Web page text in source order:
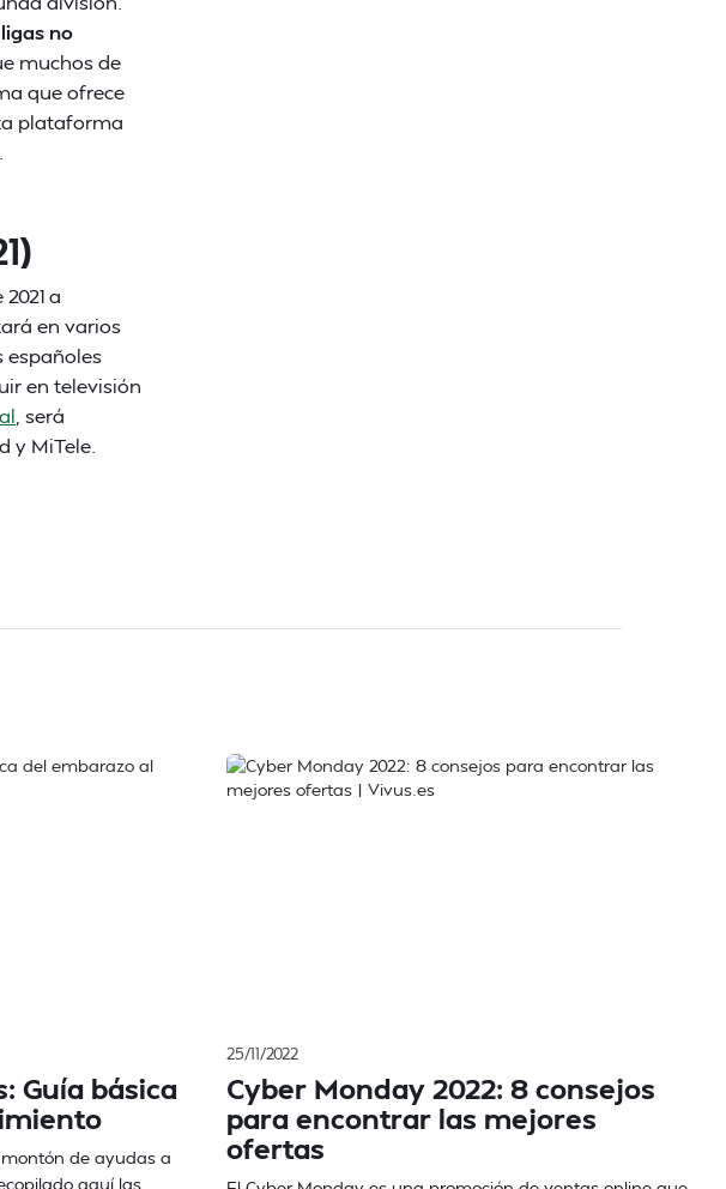
no
muchos de
que ofrece
plataforma
a
en varios
españoles
en televisión
, será
y MiTele.
Guía básica
de ayudas a
aquí las
25/11/2022
Cyber Monday 2022: 8 consejos
para encontrar las mejores
ofertas